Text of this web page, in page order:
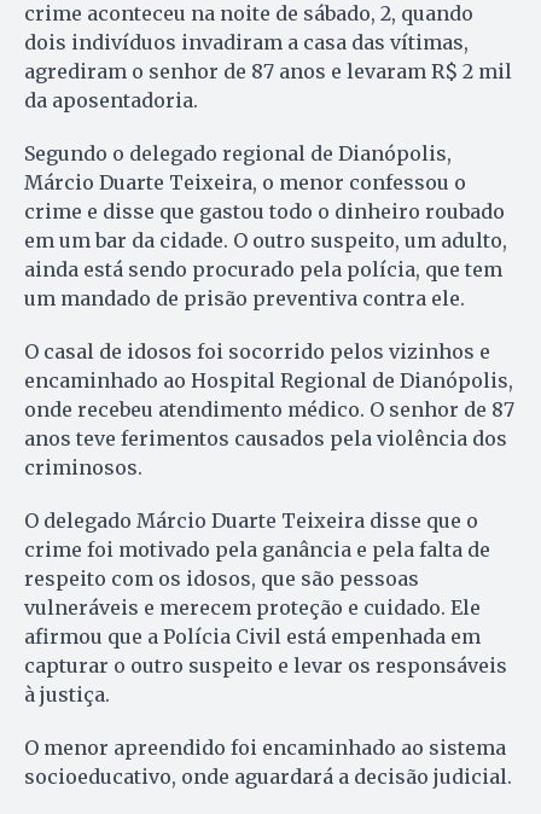
crime aconteceu na noite de sábado, 2, quando
dois indivíduos invadiram a casa das vítimas,
agrediram o senhor de 87 anos e levaram R$ 2 mil
da aposentadoria.
Segundo o delegado regional de Dianópolis,
Márcio Duarte Teixeira, o menor confessou o
crime e disse que gastou todo o dinheiro roubado
em um bar da cidade. O outro suspeito, um adulto,
ainda está sendo procurado pela polícia, que tem
um mandado de prisão preventiva contra ele.
O casal de idosos foi socorrido pelos vizinhos e
encaminhado ao Hospital Regional de Dianópolis,
onde recebeu atendimento médico. O senhor de 87
anos teve ferimentos causados pela violência dos
criminosos.
O delegado Márcio Duarte Teixeira disse que o
crime foi motivado pela ganância e pela falta de
respeito com os idosos, que são pessoas
vulneráveis e merecem proteção e cuidado. Ele
afirmou que a Polícia Civil está empenhada em
capturar o outro suspeito e levar os responsáveis
à justiça.
O menor apreendido foi encaminhado ao sistema
socioeducativo, onde aguardará a decisão judicial.